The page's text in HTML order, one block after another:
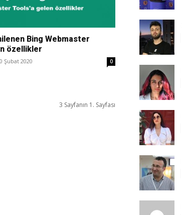
Bing Webmaster
özellikler
Şubat 2020 0
3 Sayfanın 1. Sayfası